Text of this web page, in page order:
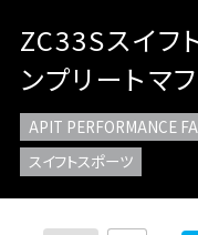
ZC33Sスイフ
ンプリートマ
APIT PERFORMANCE
スイフトスポーツ